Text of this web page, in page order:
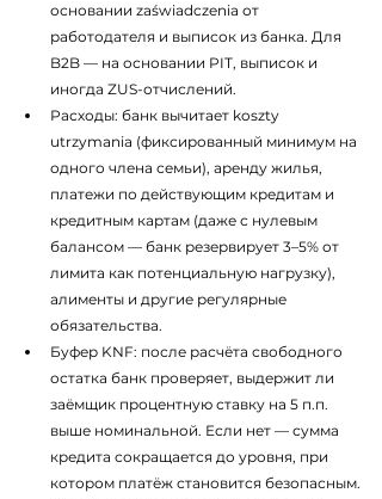
основании zaświadczenia от
работодателя и выписок из банка. Для
B2B — на основании PIT, выписок и
иногда ZUS-отчислений.
Расходы: банк вычитает koszty
utrzymania (фиксированный минимум на
одного члена семьи), аренду жилья,
платежи по действующим кредитам и
кредитным картам (даже с нулевым
балансом — банк резервирует 3–5% от
лимита как потенциальную нагрузку),
алименты и другие регулярные
обязательства.
Буфер KNF: после расчёта свободного
остатка банк проверяет, выдержит ли
заёмщик процентную ставку на 5 п.п.
выше номинальной. Если нет — сумма
кредита сокращается до уровня, при
котором платёж становится безопасным.